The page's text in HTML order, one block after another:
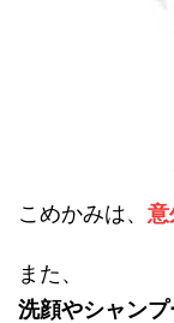
こめかみは、 意
また、
洗顔やシャン